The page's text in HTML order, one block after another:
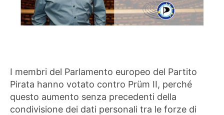
I membri del Parlamento europeo del Partito
Pirata hanno votato contro Prüm II, perché
questo aumento senza precedenti della
condivisione dei dati personali tra le forze di